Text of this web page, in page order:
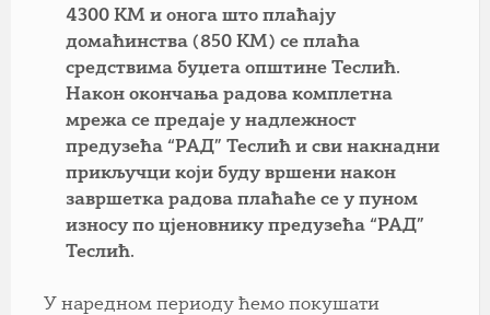
4300 КМ и онога што плаћају
домаћинства (850 КМ) се плаћа
средствима буџета општине Теслић.
Након окончања радова комплетна
мрежа се предаје у надлежност
предузећа “РАД” Теслић и сви накнадни
прикључци који буду вршени након
завршетка радова плаћаће се у пуном
износу по цјеновнику предузећа “РАД”
Теслић.
У наредном периоду ћемо покушати